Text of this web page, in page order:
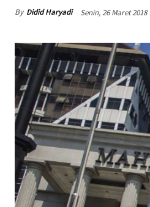
By Didid Haryadi Senin, 26 Maret 2018